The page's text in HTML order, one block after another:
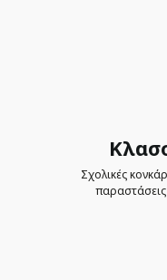
Σχολικές